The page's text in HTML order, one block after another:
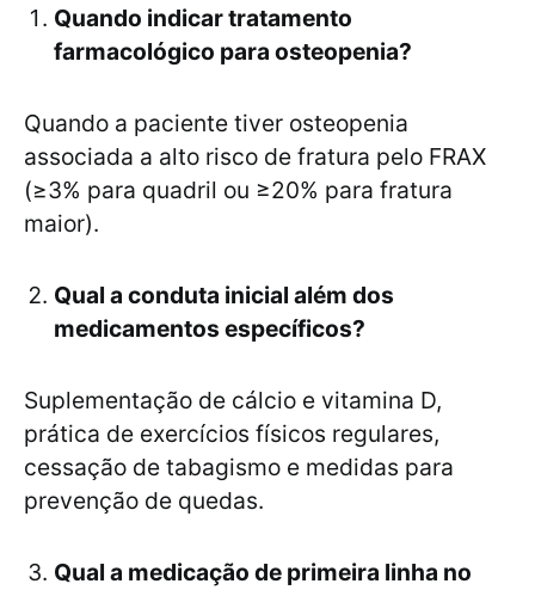
Quando indicar tratamento
farmacológico para osteopenia?
Quando a paciente tiver osteopenia
associada a alto risco de fratura pelo FRAX
(≥3% para quadril ou ≥20% para fratura
maior).
Qual a conduta inicial além dos
medicamentos específicos?
Suplementação de cálcio e vitamina D,
prática de exercícios físicos regulares,
cessação de tabagismo e medidas para
prevenção de quedas.
Qual a medicação de primeira linha no